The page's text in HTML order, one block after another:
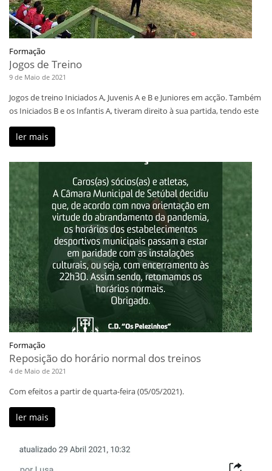
Formação
Jogos de Treino
9 de Maio de 2021
Jogos de treino Iniciados A, Juvenis A e B e Juniores em acção. Também
os Iniciados B e os Infantis A, tiveram direito à sua partida, tendo este
ler mais
Formação
Reposição do horário normal dos treinos
4 de Maio de 2021
Com efeitos a partir de quarta-feira (05/05/2021).
ler mais